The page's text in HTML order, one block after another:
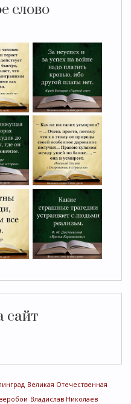
слово
сайт
Великая Отечественная
Владислав Николаев